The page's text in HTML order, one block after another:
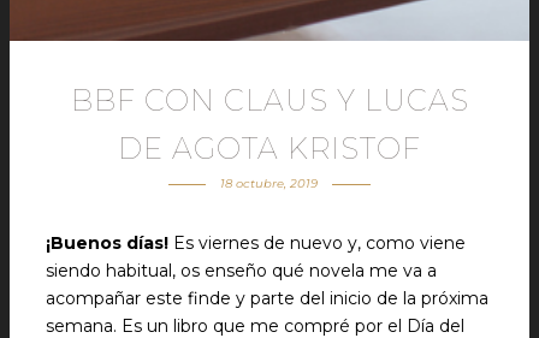
BBF CON CLAUS Y LUCAS
DE AGOTA KRISTOF
18 octubre, 2019
¡Buenos días! Es viernes de nuevo y, como viene
siendo habitual, os enseño qué novela me va a
acompañar este finde y parte del inicio de la próxima
semana. Es un libro que me compré por el Día del